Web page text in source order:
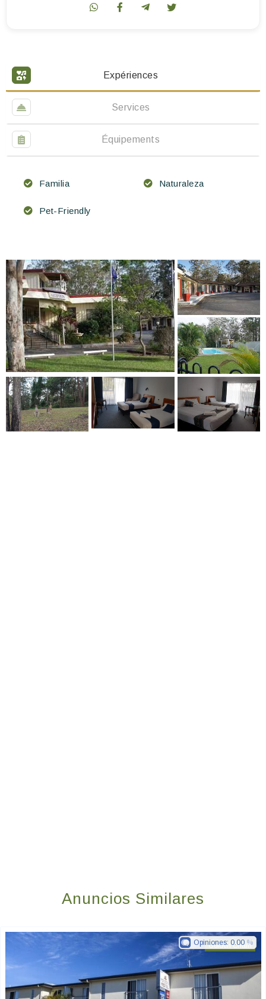
Expériences
Services
Équipements
Familia Naturaleza
Pet-Friendly
Anuncios Similares
Golden Chain
Opiniones: 0.00